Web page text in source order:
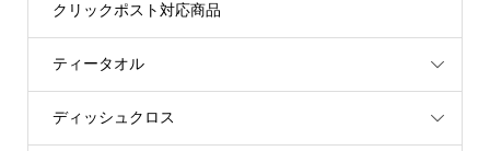
クリックポスト対応商品
ティータオル
ディッシュクロス